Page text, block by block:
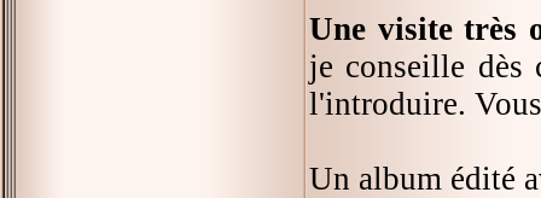
Une visite très
je conseille dès
l'introduire.
Un album édité